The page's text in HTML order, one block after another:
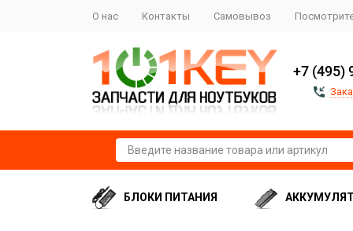
О нас Контакты Самовывоз
+7 (495)
БЛОКИ ПИТАНИЯ